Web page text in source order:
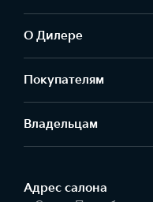
О Дилере
Покупателям
Владельцам
Адрес салонa